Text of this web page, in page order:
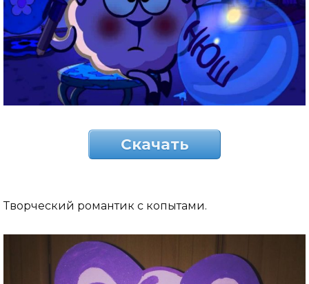
Скачать
Творческий романтик с копытами.